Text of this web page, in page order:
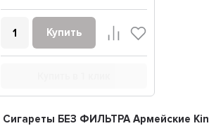
Купить
Сигареты БЕЗ ФИЛЬТРА Армейские